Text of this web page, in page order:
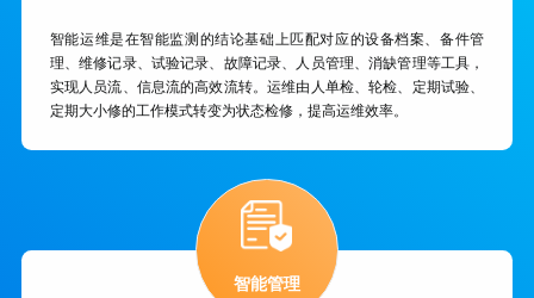
智能运维是在智能监测的结论基础上匹配对应的设备档案、备件管
理、维修记录、试验记录、故障记录、人员管理、消缺管理等工具，
实现人员流、信息流的高效流转。运维由人单检、轮检、定期试验、
定期大小修的工作模式转变为状态检修，提高运维效率。
智能管理